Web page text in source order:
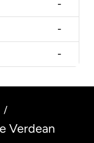
-
-
-
/
Verdean